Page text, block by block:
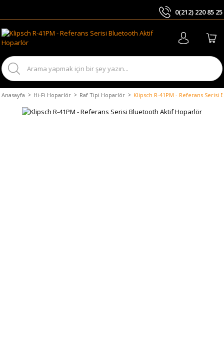
0(212) 220 85 25
Anasayfa Hi-Fi Hoparlör Raf Tipi Hoparlör Klipsch R-41PM - Referans